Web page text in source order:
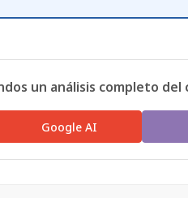
un análisis completo
Google AI